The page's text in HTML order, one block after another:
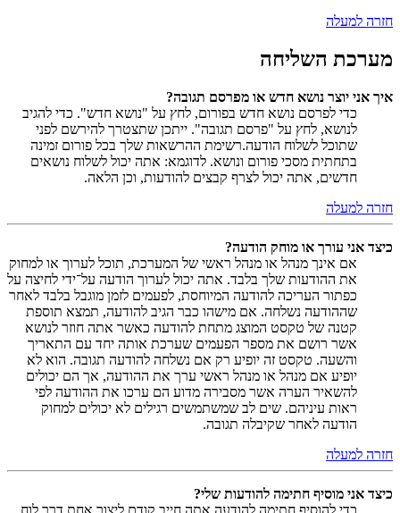
חזרה למעלה
מערכת השליחה
איך אני יוצר נושא חדש או מפרסם תגובה?
כדי לפרסם נושא חדש בפורום, לחץ על "נושא חדש". כדי להגיב
לנושא, לחץ על "פרסם תגובה". ייתכן שתצטרך להירשם לפני
שתוכל לשלוח הודעה.רשימת ההרשאות שלך בכל פורום זמינה
בתחתית מסכי פורום ונושא. לדוגמא: אתה יכול לשלוח נושאים
חדשים, אתה יכול לצרף קבצים להודעות, וכן הלאה.
חזרה למעלה
כיצד אני עורך או מוחק הודעה?
אם אינך מנהל או מנהל ראשי של המערכת, תוכל לערוך או למחוק
את ההודעות שלך בלבד. אתה יכול לערוך הודעה על־ידי לחיצה על
כפתור העריכה להודעה המיוחסת, לפעמים לזמן מוגבל בלבד לאחר
שההודעה נשלחה. אם מישהו כבר הגיב להודעה, תמצא תוספת
קטנה של טקסט המוצג מתחת להודעה כאשר אתה חוזר לנושא
אשר רושם את מספר הפעמים שערכת אותה יחד עם התאריך
והשעה. טקסט זה יופיע רק אם נשלחה להודעה תגובה. הוא לא
יופיע אם מנהל או מנהל ראשי ערך את ההודעה, אך הם יכולים
להשאיר הערה אשר מסבירה מדוע הם ערכו את ההודעה לפי
ראות עיניהם. שים לב שמשתמשים רגילים לא יכולים למחוק
הודעה לאחר שקיבלה תגובה.
חזרה למעלה
כיצד אני מוסיף חתימה להודעות שלי?